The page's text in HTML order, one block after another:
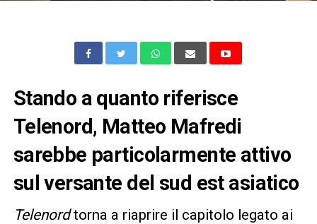
Stando a quanto riferisce
Telenord, Matteo Mafredi
sarebbe particolarmente attivo
sul versante del sud est asiatico
Telenordtorna a riaprire il capitolo legato ai